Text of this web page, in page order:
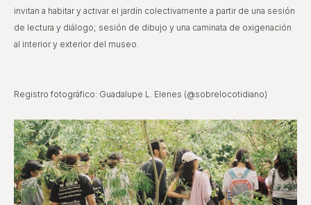
Referencias
Contacto
invitan a habitar y activar el jardín colectivamente a partir de una sesión
de lectura y diálogo; sesión de dibujo y una caminata de oxigenación
al interior y exterior del museo.
Registro fotográfico: Guadalupe L. Elenes (@sobrelocotidiano)